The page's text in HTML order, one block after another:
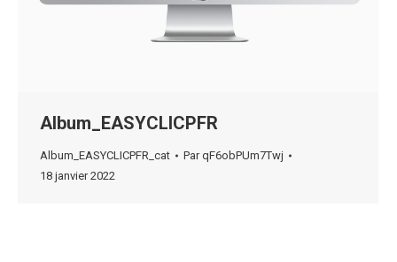
Album_EASYCLICPFR
Album_EASYCLICPFR_cat ParqF6obPUm7Twj
18 janvier 2022